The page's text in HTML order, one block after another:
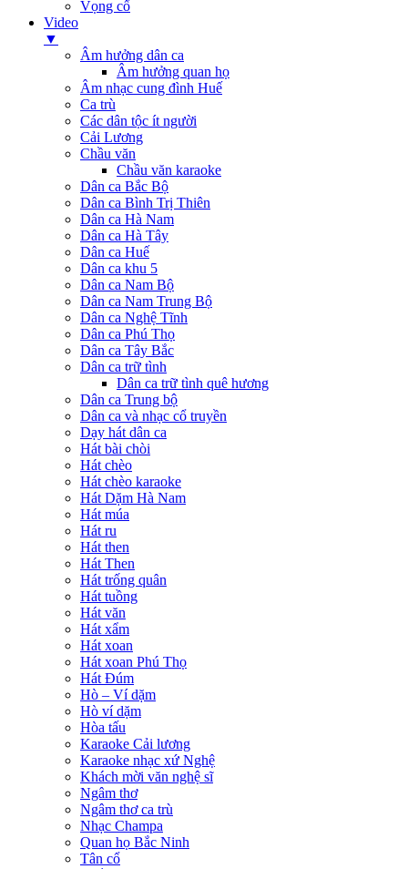
Vọng cổ
Video
▼
Âm hưởng dân ca
Âm hưởng quan họ
Âm nhạc cung đình Huế
Ca trù
Các dân tộc ít người
Cải Lương
Chầu văn
Chầu văn karaoke
Dân ca Bắc Bộ
Dân ca Bình Trị Thiên
Dân ca Hà Nam
Dân ca Hà Tây
Dân ca Huế
Dân ca khu 5
Dân ca Nam Bộ
Dân ca Nam Trung Bộ
Dân ca Nghệ Tĩnh
Dân ca Phú Thọ
Dân ca Tây Bắc
Dân ca trữ tình
Dân ca trữ tình quê hương
Dân ca Trung bộ
Dân ca và nhạc cổ truyền
Dạy hát dân ca
Hát bài chòi
Hát chèo
Hát chèo karaoke
Hát Dặm Hà Nam
Hát múa
Hát ru
Hát then
Hát Then
Hát trống quân
Hát tuồng
Hát văn
Hát xẩm
Hát xoan
Hát xoan Phú Thọ
Hát Đúm
Hò – Ví dặm
Hò ví dặm
Hòa tấu
Karaoke Cải lương
Karaoke nhạc xứ Nghệ
Khách mời văn nghệ sĩ
Ngâm thơ
Ngâm thơ ca trù
Nhạc Champa
Quan họ Bắc Ninh
Tân cổ